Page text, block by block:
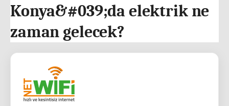
Konya&#039;da elektrik ne
zaman gelecek?